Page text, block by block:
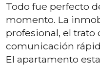
Todo fue perfecto
momento. La
profesional, el trato
comunicación
El apartamento